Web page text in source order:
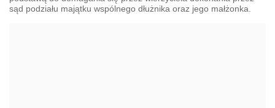
sąd podziału majątku wspólnego dłużnika oraz jego małżonka.